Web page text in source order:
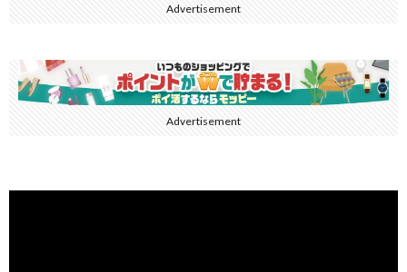
Advertisement
Advertisement